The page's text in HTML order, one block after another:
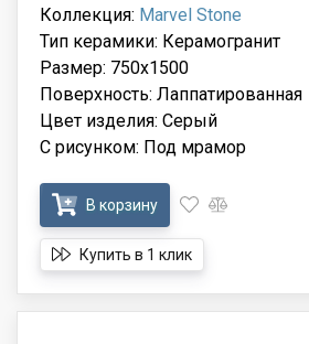
Коллекция: Marvel Stone
Тип керамики: Керамогранит
Размер: 750x1500
Поверхность: Лаппатированная
Цвет изделия: Серый
С рисунком: Под мрамор
В корзину
Купить в 1 клик